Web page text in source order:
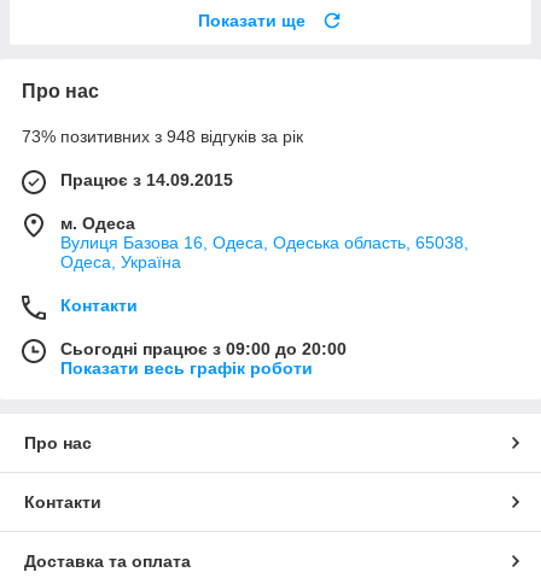
Показати ще
Про нас
73% позитивних з 948 відгуків за рік
Працює з 14.09.2015
м. Одеса
Вулиця Базова 16, Одеса, Одеська область, 65038,
Одеса, Україна
Контакти
Сьогодні працює з 09:00 до 20:00
Показати весь графік роботи
Про нас
Контакти
Доставка та оплата